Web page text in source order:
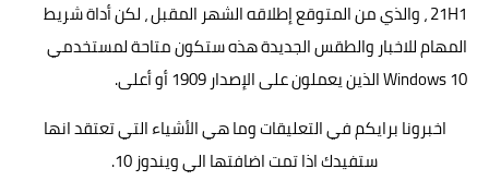
21H1 ، والذي من المتوقع إطلاقه الشهر المقبل ، لكن أداة شريط
المهام للاخبار والطقس الجديدة هذه ستكون متاحة لمستخدمي
Windows 10 الذين يعملون على الإصدار 1909 أو أعلى.
اخبرونا برايكم في التعليقات وما هي الأشياء التي تعتقد انها
ستفيدك اذا تمت اضافتها الي ويندوز 10.